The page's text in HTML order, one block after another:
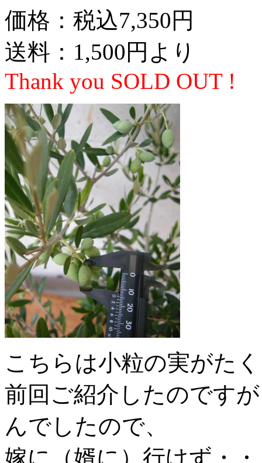
価格：税込7,350円
送料：1,500円より
Thank you SOLD OUT !
こちらは小粒の実がた
前回ご紹介したのです
んでしたので、
嫁に（婿に）行けず・